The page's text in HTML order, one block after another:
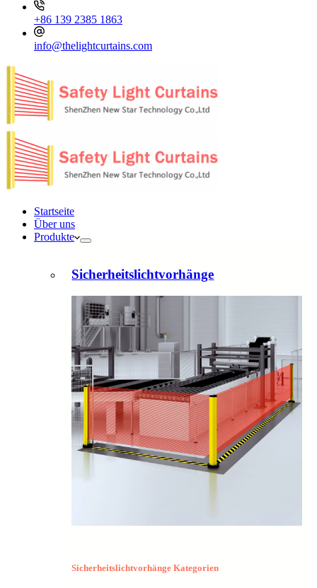
+86 139 2385 1863
info@thelightcurtains.com
Startseite
Über uns
Produkte
Sicherheitslichtvorhänge
Sicherheitslichtvorhänge Kategorien